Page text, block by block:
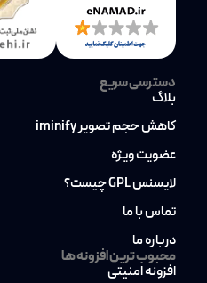
دسترسی سریع
بلاگ
کاهش حجم تصویر iminify
عضویت ویژه
لایسنس GPL چیست؟
تماس با ما
درباره ما
محبوب ترین افزونه ها
افزونه امنیتی